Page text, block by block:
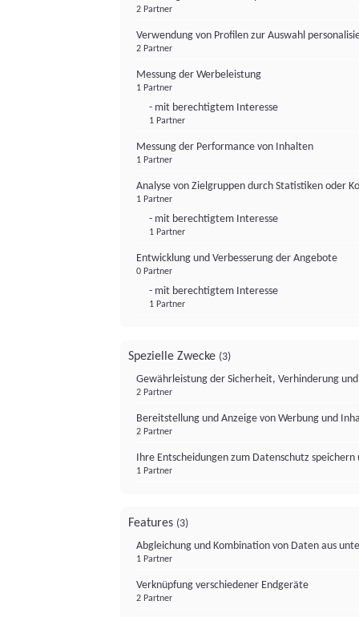
2 Partner
Verwendung von Profilen zur Auswahl
2 Partner
Messung der Werbeleistung
1 Partner
- mit berechtigtem Interesse
1 Partner
Messung der Performance von Inhalten
1 Partner
Analyse von Zielgruppen durch Statistiken oder
1 Partner
- mit berechtigtem Interesse
1 Partner
Entwicklung und Verbesserung der Angebote
0 Partner
- mit berechtigtem Interesse
1 Partner
Spezielle Zwecke (3)
Gewährleistung der Sicherheit, Verhinderung
2 Partner
Bereitstellung und Anzeige von Werbung und
2 Partner
Ihre Entscheidungen zum Datenschutz
1 Partner
Features (3)
Abgleichung und Kombination von Daten aus
1 Partner
Verknüpfung verschiedener Endgeräte
2 Partner